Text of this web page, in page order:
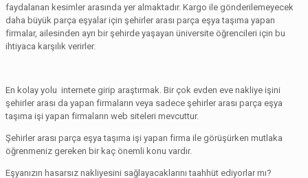
faydalanan kesimler arasında yer almaktadır. Kargo ile gönderilemeyecek
daha büyük parça eşyalar için şehirler arası parça eşya taşıma yapan
firmalar, ailesinden ayrı bir şehirde yaşayan üniversite öğrencileri için bu
ihtiyaca karşılık verirler.
En kolay yolu internete girip araştırmak. Bir çok evden eve nakliye işini
şehirler arası da yapan firmaların veya sadece şehirler arası parça eşya
taşıma işi yapan firmaların web siteleri mevcuttur.
Şehirler arası parça eşya taşıma işi yapan firma ile görüşürken mutlaka
öğrenmeniz gereken bir kaç önemli konu vardır.
Eşyanızın hasarsız nakliyesini sağlayacaklarını taahhüt ediyorlar mı?